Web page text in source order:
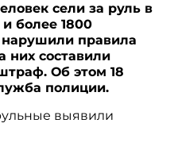
сели за руль в
более 1800
правила
них составили
Об этом 18
полиции.
выявили